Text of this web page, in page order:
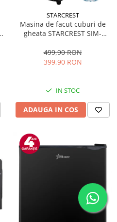
STARCREST
Masina de facut cuburi de
gheata STARCREST SIM-
12Kg/24h, Cos gheata
detasabil, Rezervor apa 0.8 l,
499,90 RON
399,90 RON
IN STOC
ADAUGA IN COS